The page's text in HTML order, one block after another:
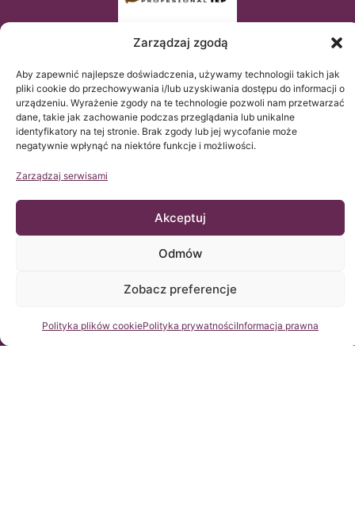
Zarządzaj zgodą
Aby zapewnić najlepsze doświadczenia, używamy technologii takich jak
pliki cookie do przechowywania i/lub uzyskiwania dostępu do informacji o
urządzeniu. Wyrażenie zgody na te technologie pozwoli nam przetwarzać
dane, takie jak zachowanie podczas przeglądania lub unikalne
identyfikatory na tej stronie. Brak zgody lub jej wycofanie może
negatywnie wpłynąć na niektóre funkcje i możliwości.
Zarządzaj serwisami
Akceptuj
Odmów
Zobacz preferencje
Polityka plików cookiePolityka prywatnościInformacja prawna
Instytut Chiari & Siringomielia & Escoliosis de Barcelona (ICSEB)
Zawartość tej strony web jest nieoficjalnym tłumaczeniem
tekstu oryginalnego umieszczonego na stronie web po
HISZPAŃSKU i jest jedynie uprzejmością Instytutu Chiari &
Siringomielia & Escoliosis de Barcelona i ma na celu ułatwienie
zrozumienia oryginalnego teksu osobie, która połączy się z tą
Skontaktuj się z nami